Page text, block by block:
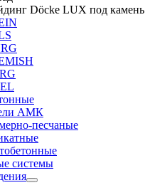
Döcke LUX под камень
АМК
песчаные
системы